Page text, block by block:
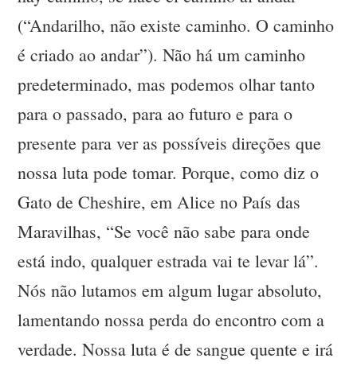
(“Andarilho, não existe caminho. O caminho
é criado ao andar”). Não há um caminho
predeterminado, mas podemos olhar tanto
para o passado, para ao futuro e para o
presente para ver as possíveis direções que
nossa luta pode tomar. Porque, como diz o
Gato de Cheshire, em Alice no País das
Maravilhas, “Se você não sabe para onde
está indo, qualquer estrada vai te levar lá”.
Nós não lutamos em algum lugar absoluto,
lamentando nossa perda do encontro com a
verdade. Nossa luta é de sangue quente e irá